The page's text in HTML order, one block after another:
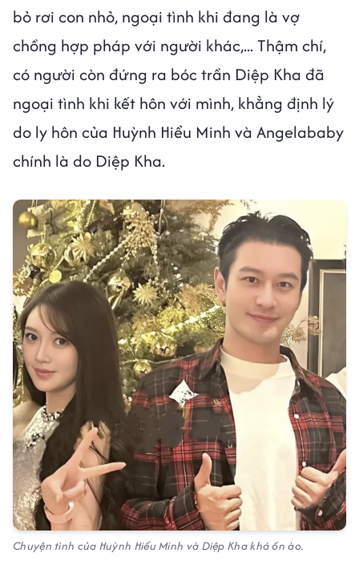
bỏ rơi con nhỏ, ngoại tình khi đang là vợ
chồng hợp pháp với người khác,... Thậm chí,
có người còn đứng ra bóc trần Diệp Kha đã
ngoại tình khi kết hôn với mình, khẳng định lý
do ly hôn của Huỳnh Hiểu Minh và Angelababy
chính là do Diệp Kha.
Chuyện tình của Huỳnh Hiểu Minh và Diệp Kha khá ồn ào.